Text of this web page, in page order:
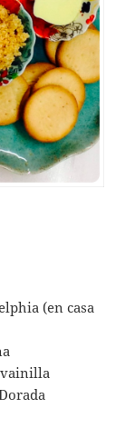
(en casa
vainilla